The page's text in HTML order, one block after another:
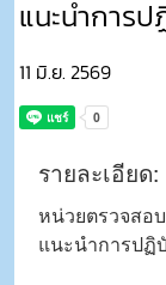
แนะนำการ
11 มิ.ย. 2569
รายละเอียด:
หน่วยตรวจสอ
แนะนำการปฏิ